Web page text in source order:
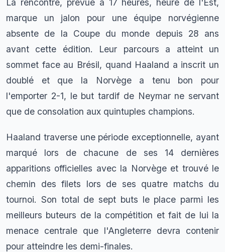
marque un jalon pour une équipe norvégienne
absente de la Coupe du monde depuis 28 ans
avant cette édition. Leur parcours a atteint un
sommet face au Brésil, quand Haaland a inscrit un
doublé et que la Norvège a tenu bon pour
l'emporter 2-1, le but tardif de Neymar ne servant
que de consolation aux quintuples champions.
Haaland traverse une période exceptionnelle, ayant
marqué lors de chacune de ses 14 dernières
apparitions officielles avec la Norvège et trouvé le
chemin des filets lors de ses quatre matchs du
tournoi. Son total de sept buts le place parmi les
meilleurs buteurs de la compétition et fait de lui la
menace centrale que l'Angleterre devra contenir
pour atteindre les demi-finales.